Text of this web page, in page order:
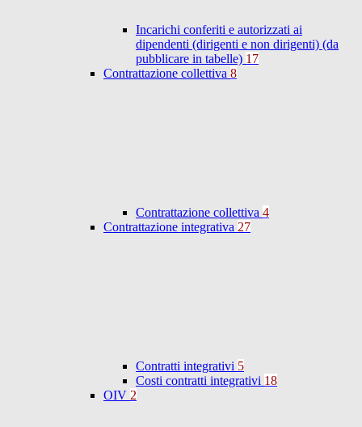
Incarichi conferiti e autorizzati ai
dipendenti (dirigenti e non dirigenti) (da
pubblicare in tabelle) 17
Contrattazione collettiva 8
Contrattazione collettiva 4
Contrattazione integrativa 27
Contratti integrativi 5
Costi contratti integrativi 18
OIV 2